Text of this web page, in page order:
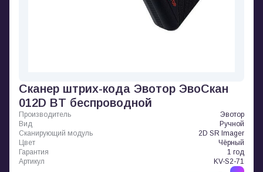
Сканер штрих-кода Эвотор ЭвоСкан
012D BT беспроводной
Производитель
Эвотор
Вид
Ручной
Сканирующий модуль
2D SR Imager
Цвет
Чёрный
Гарантия
1 год
Артикул
KV-S2-71